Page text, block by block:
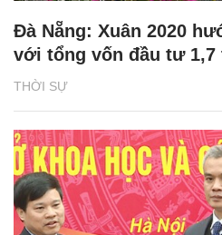
THỜI SỰ
Đà Nẵng: Xuân 2020
với tổng vốn đầu tư 1,7